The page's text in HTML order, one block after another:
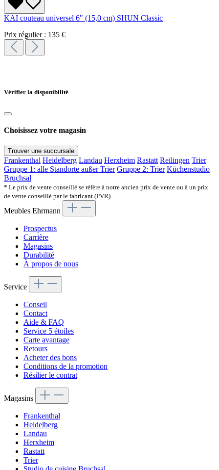
KAI couteau universel 6" (15,0 cm) SHUN Classic
Prix régulier : 135 €
Vérifier la disponibilité
Choisissez votre magasin
Trouver une succursale
Frankenthal Heidelberg Landau Herxheim Rastatt Reilingen Trier
Gruppe 1: alle Standorte außer Trier Gruppe 2: Trier Küchenstudio
Bruchsal
* Le prix de vente conseillé se réfère à notre ancien prix de vente ou à un prix
de vente conseillé par le fabricant (PVR).
Meubles Ehrmann
Prospectus
Carrière
Magasins
Durabilité
À propos de nous
Service
Conseil
Contact
Aide & FAQ
Service 5 étoiles
Carte avantage
Retours
Acheter des bons
Conditions de la promotion
Résilier le contrat
Magasins
Frankenthal
Heidelberg
Landau
Herxheim
Rastatt
Trier